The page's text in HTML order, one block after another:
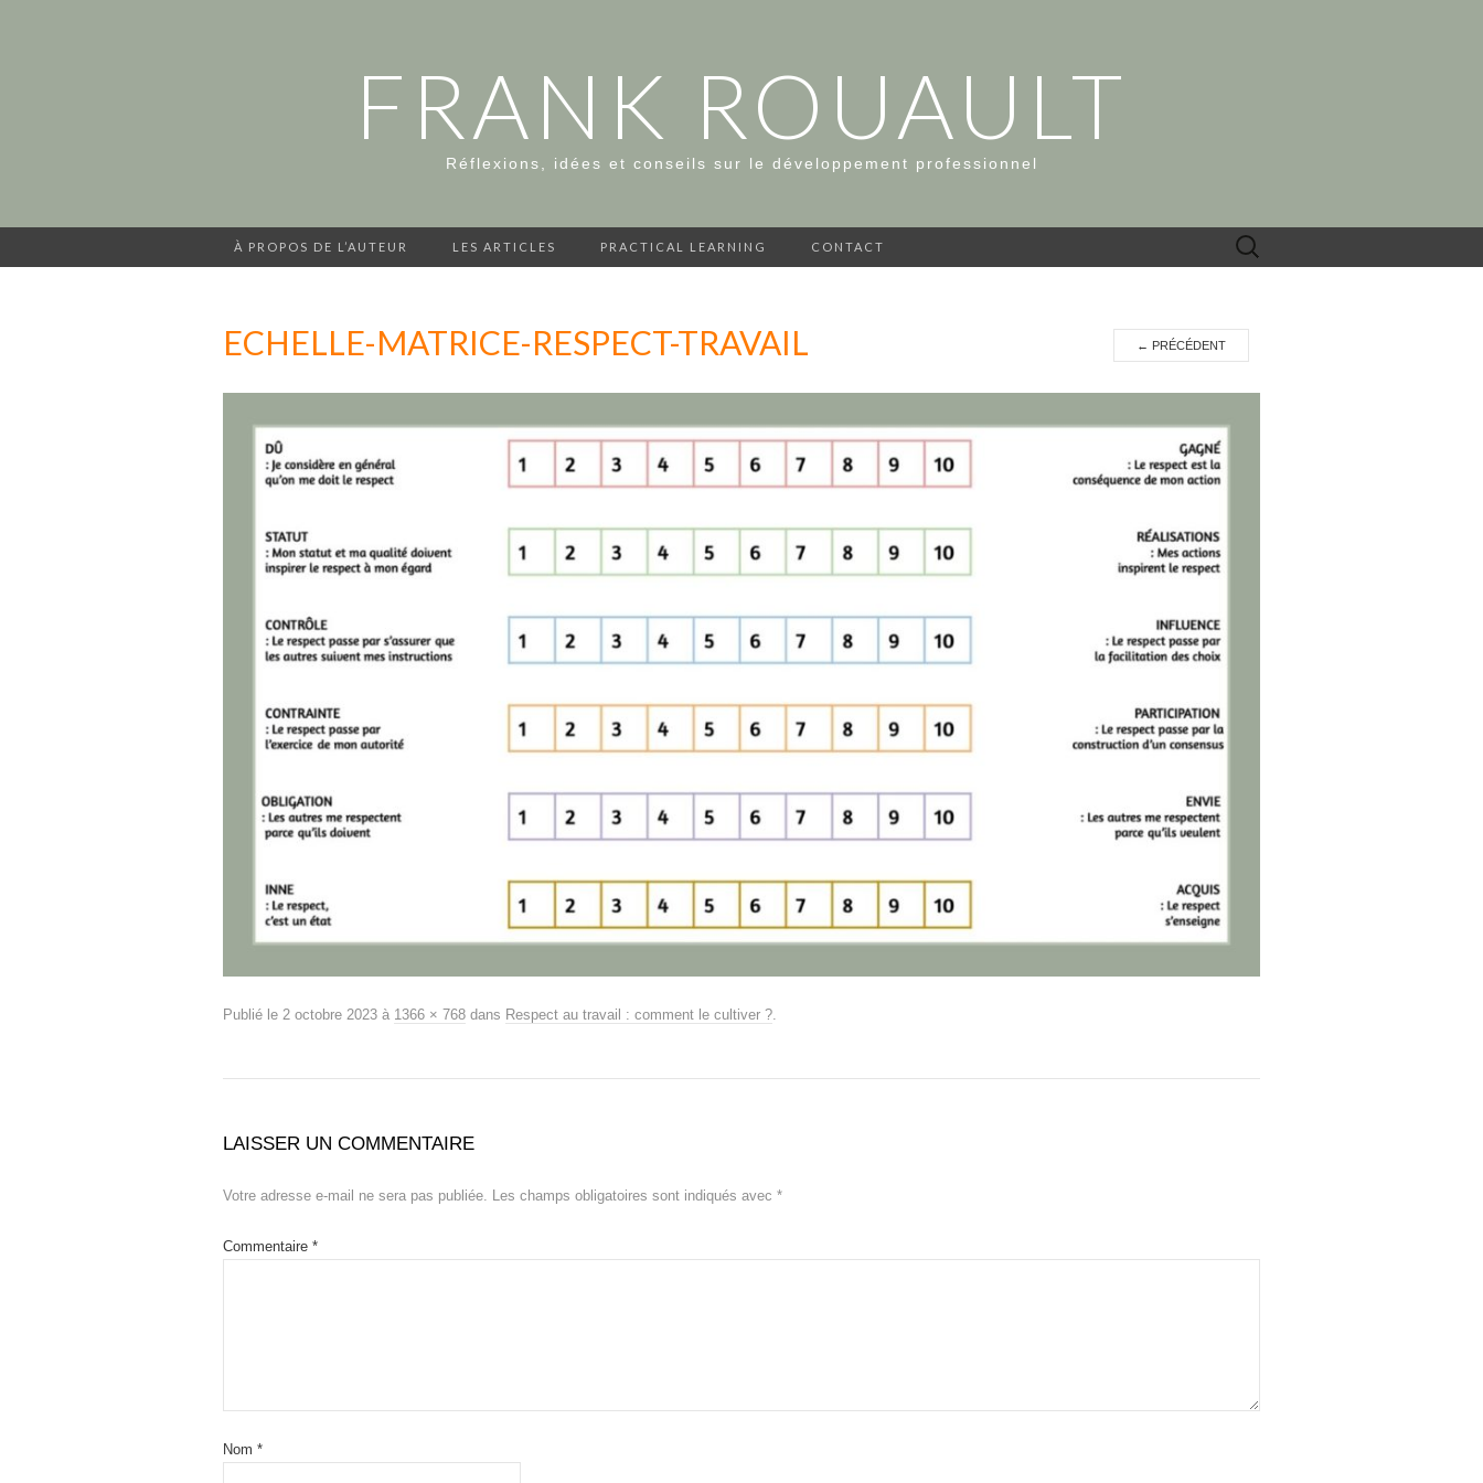
FRANK ROUAULT
Réflexions, idées et conseils sur le développement professionnel
À PROPOS DE L’AUTEUR LES ARTICLES PRACTICAL LEARNING CONTACT Rechercher :
ECHELLE-MATRICE-RESPECT-TRAVAIL ← PRÉCÉDENT
Publié le 2 octobre 2023 à 1366 × 768 dans Respect au travail : comment le cultiver ?
LAISSER UN COMMENTAIRE
Votre adresse e-mail ne sera pas publiée. Les champs obligatoires sont indiqués avec *
Commentaire *
Nom *